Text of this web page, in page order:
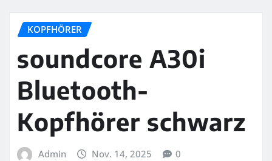
KOPFHÖRER
soundcore A30i
Bluetooth-
Kopfhörer schwarz
Admin Nov. 14, 2025 0